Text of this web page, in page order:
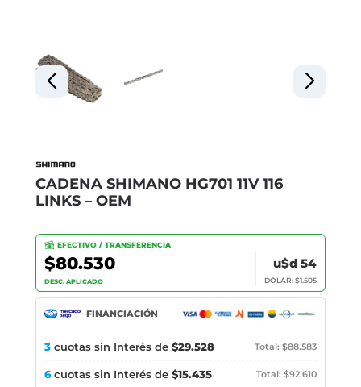
CADENA SHIMANO HG701 11V 116
LINKS – OEM
EFECTIVO / TRANSFERENCIA
$80.530
DESC. APLICADO
u$d 54
DÓLAR: $1.505
FINANCIACIÓN
3 cuotas sin Interés de $29.528 Total: $88.583
6cuotas sin Interés de $15.435 Total: $92.610